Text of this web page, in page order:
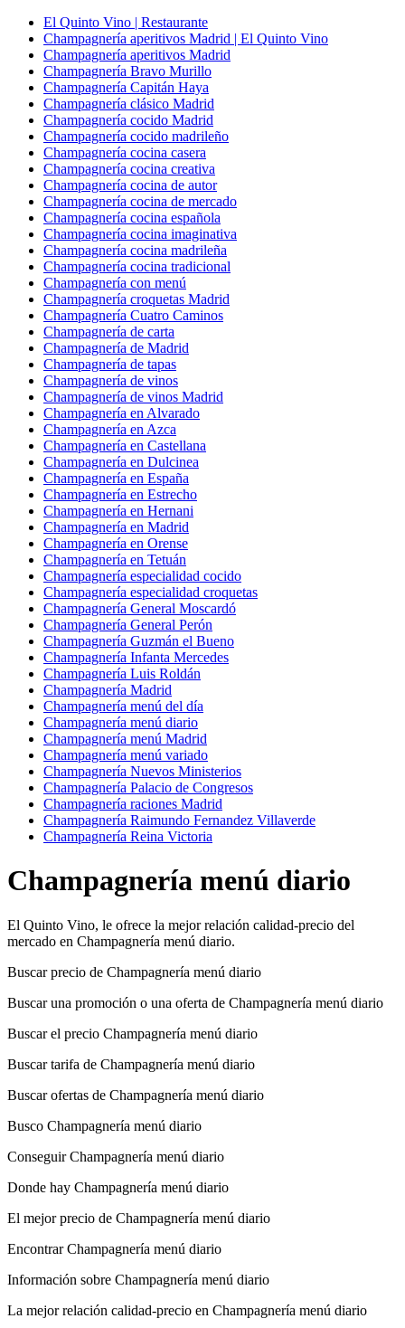
El Quinto Vino | Restaurante
Champagnería aperitivos Madrid | El Quinto Vino
Champagnería aperitivos Madrid
Champagnería Bravo Murillo
Champagnería Capitán Haya
Champagnería clásico Madrid
Champagnería cocido Madrid
Champagnería cocido madrileño
Champagnería cocina casera
Champagnería cocina creativa
Champagnería cocina de autor
Champagnería cocina de mercado
Champagnería cocina española
Champagnería cocina imaginativa
Champagnería cocina madrileña
Champagnería cocina tradicional
Champagnería con menú
Champagnería croquetas Madrid
Champagnería Cuatro Caminos
Champagnería de carta
Champagnería de Madrid
Champagnería de tapas
Champagnería de vinos
Champagnería de vinos Madrid
Champagnería en Alvarado
Champagnería en Azca
Champagnería en Castellana
Champagnería en Dulcinea
Champagnería en España
Champagnería en Estrecho
Champagnería en Hernani
Champagnería en Madrid
Champagnería en Orense
Champagnería en Tetuán
Champagnería especialidad cocido
Champagnería especialidad croquetas
Champagnería General Moscardó
Champagnería General Perón
Champagnería Guzmán el Bueno
Champagnería Infanta Mercedes
Champagnería Luis Roldán
Champagnería Madrid
Champagnería menú del día
Champagnería menú diario
Champagnería menú Madrid
Champagnería menú variado
Champagnería Nuevos Ministerios
Champagnería Palacio de Congresos
Champagnería raciones Madrid
Champagnería Raimundo Fernandez Villaverde
Champagnería Reina Victoria
Champagnería menú diario
El Quinto Vino, le ofrece la mejor relación calidad-precio del
mercado en Champagnería menú diario.
Buscar precio de Champagnería menú diario
Buscar una promoción o una oferta de Champagnería menú diario
Buscar el precio Champagnería menú diario
Buscar tarifa de Champagnería menú diario
Buscar ofertas de Champagnería menú diario
Busco Champagnería menú diario
Conseguir Champagnería menú diario
Donde hay Champagnería menú diario
El mejor precio de Champagnería menú diario
Encontrar Champagnería menú diario
Información sobre Champagnería menú diario
La mejor relación calidad-precio en Champagnería menú diario